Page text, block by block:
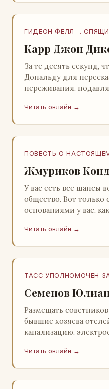
ГИДЕОН ФЕЛЛ -.
Карр Джон
За те десять секунд,
Дональду для
переживания,
среди…
Читать онлайн →
ПОВЕСТЬ О
Жмуриков
У вас есть все шансы
общество. Вот только
основаниями у вас,
Натанович. – Что ж, …
Читать онлайн →
ТАСС УПОЛНОМОЧЕН
Семенов
Размещать
бывшие хозяева
канализацию,
А. Алешин». …
Читать онлайн →